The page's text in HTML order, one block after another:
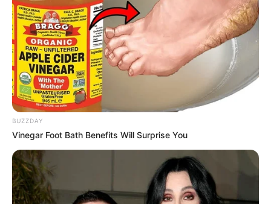
BUZZDAY
Vinegar Foot Bath Benefits Will Surprise You